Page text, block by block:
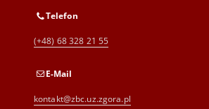
Telefon
(+48) 68 328 21 55
E-Mail
kontakt@zbc.uz.zgora.pl